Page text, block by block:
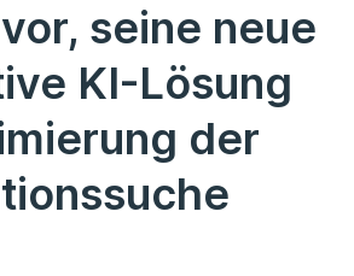
seine neue
KI-Lösung
der